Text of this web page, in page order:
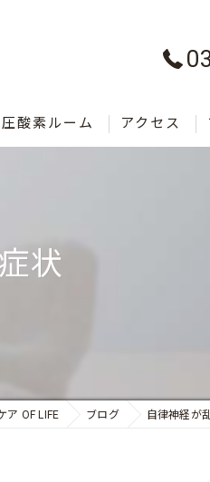
酸素ルーム アクセス
状
ア OF LIFE ブログ 自律神経が